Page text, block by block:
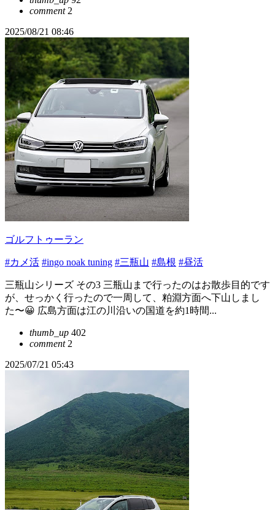
comment2
2025/08/21 08:46
ゴルフトゥーラン
#カメ活 #ingo noak tuning #三瓶山 #島根 #昼活
三瓶山シリーズ その3 三瓶山まで行ったのはお散歩目的です
が、せっかく行ったので一周して、粕淵方面へ下山しまし
た〜😀 広島方面は江の川沿いの国道を約1時間...
thumb_up 402
comment2
2025/07/21 05:43